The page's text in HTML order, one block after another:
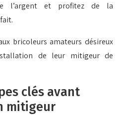
l’argent et profitez de la
bricoleurs amateurs désireux
de leur mitigeur de
clés avant
mitigeur